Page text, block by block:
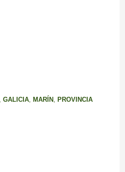
GALICIA, MARÍN, PROVINCIA